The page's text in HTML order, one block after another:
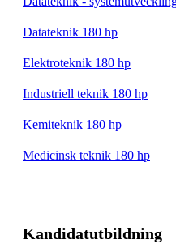
Datateknik 180 hp
Elektroteknik 180 hp
Industriell teknik 180 hp
Kemiteknik 180 hp
Medicinsk teknik 180 hp
Kandidatutbildning